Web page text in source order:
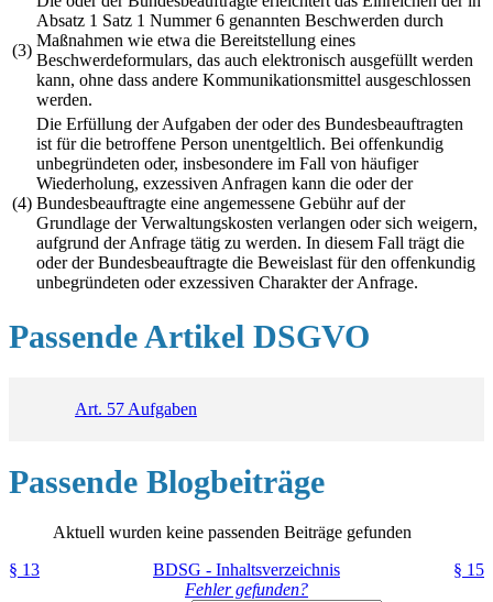
(3)
Absatz 1 Satz 1 Nummer 6 genannten Beschwerden durch
Maßnahmen wie etwa die Bereitstellung eines
Beschwerdeformulars, das auch elektronisch ausgefüllt werden
kann, ohne dass andere Kommunikationsmittel ausgeschlossen
werden.
(4)
Die Erfüllung der Aufgaben der oder des Bundesbeauftragten
ist für die betroffene Person unentgeltlich. Bei offenkundig
unbegründeten oder, insbesondere im Fall von häufiger
Wiederholung, exzessiven Anfragen kann die oder der
Bundesbeauftragte eine angemessene Gebühr auf der
Grundlage der Verwaltungskosten verlangen oder sich weigern,
aufgrund der Anfrage tätig zu werden. In diesem Fall trägt die
oder der Bundesbeauftragte die Beweislast für den offenkundig
unbegründeten oder exzessiven Charakter der Anfrage.
Passende Artikel DSGVO
Art. 57 Aufgaben
Passende Blogbeiträge
Aktuell wurden keine passenden Beiträge gefunden
§ 13
BDSG - Inhaltsverzeichnis
§ 15
Fehler gefunden?